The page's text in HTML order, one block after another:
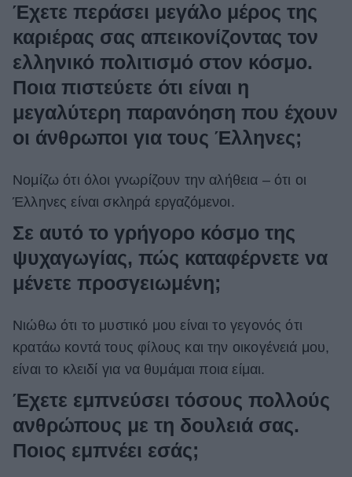
Έχετε περάσει μεγάλο μέρος της
καριέρας σας απεικονίζοντας τον
ελληνικό πολιτισμό στον κόσμο.
Ποια πιστεύετε ότι είναι η
μεγαλύτερη παρανόηση που έχουν
οι άνθρωποι για τους Έλληνες;
Νομίζω ότι όλοι γνωρίζουν την αλήθεια – ότι οι
Έλληνες είναι σκληρά εργαζόμενοι.
Σε αυτό το γρήγορο κόσμο της
ψυχαγωγίας, πώς καταφέρνετε να
μένετε προσγειωμένη;
Νιώθω ότι το μυστικό μου είναι το γεγονός ότι
κρατάω κοντά τους φίλους και την οικογένειά μου,
είναι το κλειδί για να θυμάμαι ποια είμαι.
Έχετε εμπνεύσει τόσους πολλούς
ανθρώπους με τη δουλειά σας.
Ποιος εμπνέει εσάς;